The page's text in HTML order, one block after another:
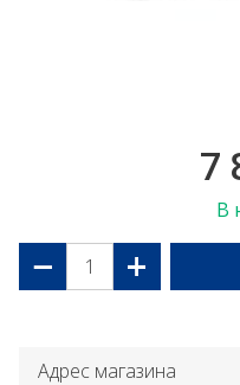
7
В
− +
Адрес магазина